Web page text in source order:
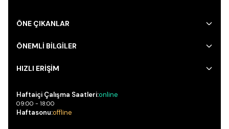
ÖNE ÇIKANLAR
ÖNEMLİ BİLGİLER
HIZLI ERİŞİM
Haftaiçi Çalışma Saatleri:online
09:00 - 18:00
Haftasonu:offline